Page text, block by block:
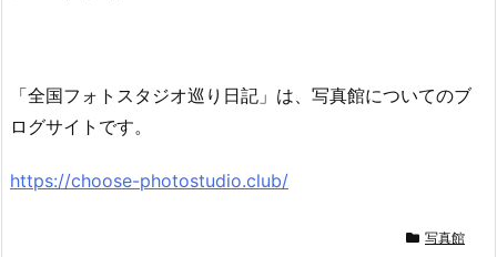
「全国フォトスタジオ巡り日記」は、写真館についてのブ
ログサイトです。
https://choose-photostudio.club/
写真館